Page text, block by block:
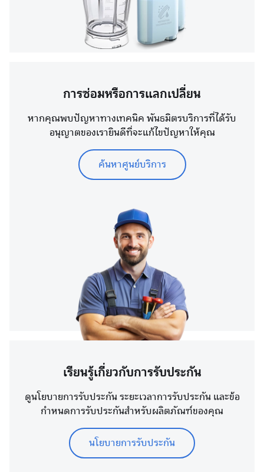
การซ่อมหรือการแลกเปลี่ยน
หากคุณพบปัญหาทางเทคนิค พันธมิตรบริการที่ได้รับ
อนุญาตของเรายินดีที่จะแก้ไขปัญหาให้คุณ
ค้นหาศูนย์บริการ
เรียนรู้เกี่ยวกับการรับประกัน
ดูนโยบายการรับประกัน ระยะเวลาการรับประกัน และข้อ
กำหนดการรับประกันสำหรับผลิตภัณฑ์ของคุณ
นโยบายการรับประกัน